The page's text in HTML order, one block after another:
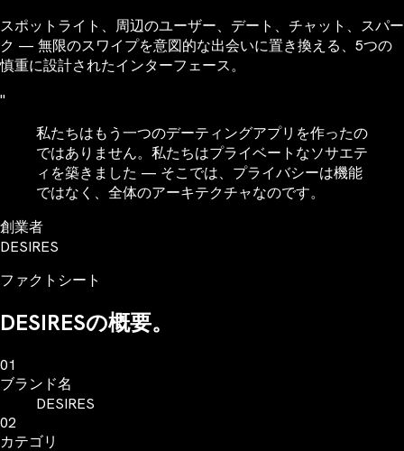
スポットライト、周辺のユーザー、デート、チャット、スパー
ク — 無限のスワイプを意図的な出会いに置き換える、5つの
慎重に設計されたインターフェース。
"
私たちはもう一つのデーティングアプリを作ったの
ではありません。私たちはプライベートなソサエテ
ィを築きました — そこでは、プライバシーは機能
ではなく、全体のアーキテクチャなのです。
創業者
DESIRES
ファクトシート
DESIRESの概要。
01
ブランド名
DESIRES
02
カテゴリ